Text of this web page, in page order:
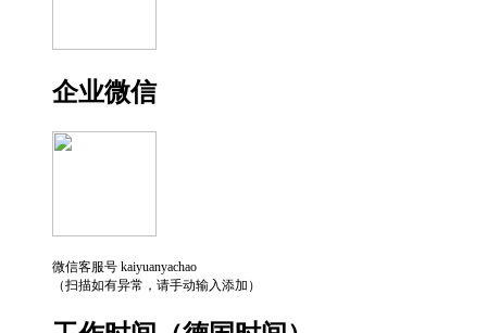
企业微信
微信客服号 kaiyuanyachao
（扫描如有异常，请手动输入添加）